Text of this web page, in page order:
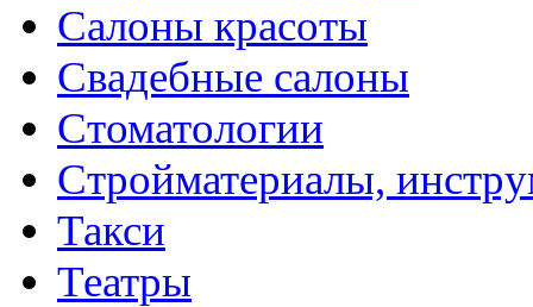
Салоны красоты
Свадебные салоны
Стоматологии
Стройматериалы,
Такси
Театры